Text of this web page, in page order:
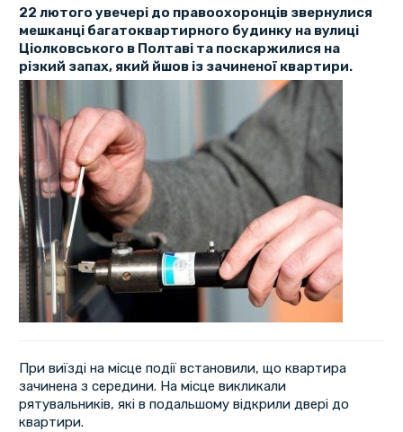
22 лютого увечері до правоохоронців звернулися
мешканці багатоквартирного будинку на вулиці
Ціолковського в Полтаві та поскаржилися на
різкий запах, який йшов із зачиненої квартири.
При виїзді на місце події встановили, що квартира
зачинена з середини. На місце викликали
рятувальників, які в подальшому відкрили двері до
квартири.